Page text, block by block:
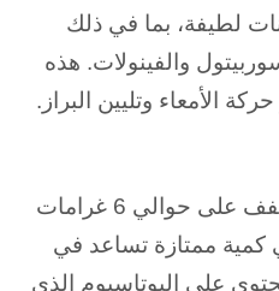
لطيفة، بما في ذلك
والفينولات. هذه
الأمعاء وتليين البراز.
يحتوي عصير البرقوق المجفف على حوالي 6 غرامات
كمية ممتازة تساعد في
على البوتاسيوم الذي